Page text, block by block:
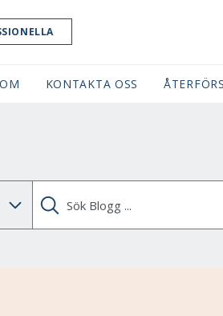
OM KONTAKTA OSS